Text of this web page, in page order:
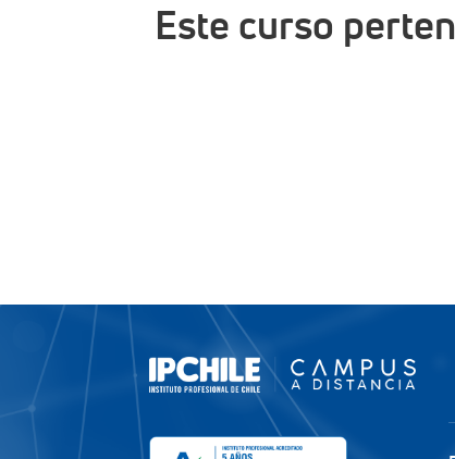
Este curso